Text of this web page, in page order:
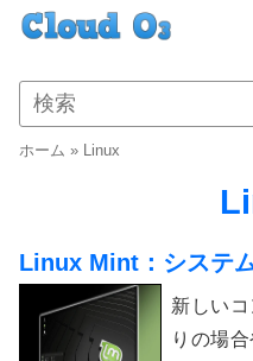
ホーム » Linux
Linux Mint：システ
新しい
りの場